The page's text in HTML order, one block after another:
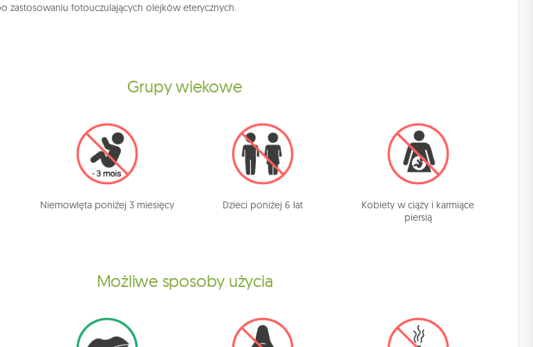
zastosowaniu fotouczulających olejków eterycznych.
Grupy wiekowe
Niemowlęta poniżej 3 miesięcy Dzieci poniżej 6 lat
Kobiety w ciąży i karmiące
piersią
Możliwe sposoby użycia